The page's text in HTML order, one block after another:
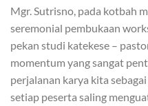
Mgr. Sutrisno, pada kotbah
seremonial pembukaan
pekan studi katekese –
momentum yang sangat
perjalanan karya kita
setiap peserta saling